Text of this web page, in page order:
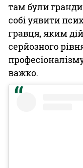
там були
собі уявити
гравця, яким
серйозного
важко.